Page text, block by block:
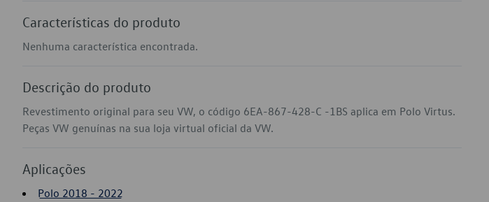
Características do produto
Nenhuma característica encontrada.
Descrição do produto
Revestimento original para seu VW, o código 6EA-867-428-C -1BS aplica em Polo Virtus.
Peças VW genuínas na sua loja virtual oficial da VW.
Aplicações
Polo 2018 - 2022